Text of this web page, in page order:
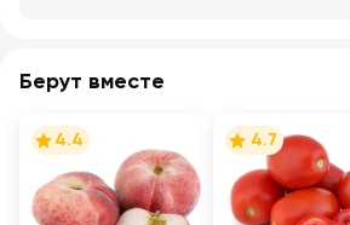
Берут вместе
4.4 4.7